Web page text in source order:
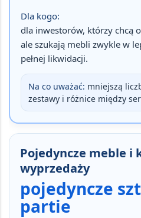
Dla kogo:
dla inwestorów, którzy chcą
ale szukają mebli zwykle w
pełnej likwidacji.
Na co uważać: mniejszą
zestawy i różnice między
Pojedyncze meble i
wyprzedaży
pojedyncze
partie